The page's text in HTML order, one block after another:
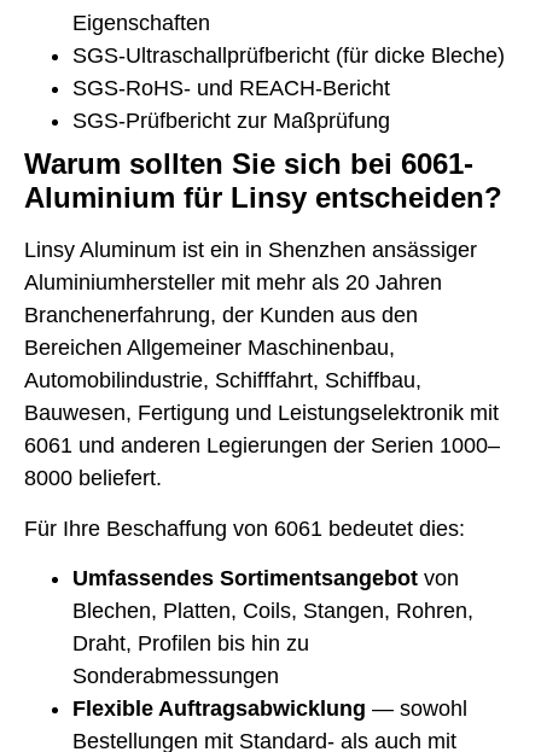
Eigenschaften
SGS-Ultraschallprüfbericht (für dicke Bleche)
SGS-RoHS- und REACH-Bericht
SGS-Prüfbericht zur Maßprüfung
Warum sollten Sie sich bei 6061-
Aluminium für Linsy entscheiden?
Linsy Aluminum ist ein in Shenzhen ansässiger
Aluminiumhersteller mit mehr als 20 Jahren
Branchenerfahrung, der Kunden aus den
Bereichen Allgemeiner Maschinenbau,
Automobilindustrie, Schifffahrt, Schiffbau,
Bauwesen, Fertigung und Leistungselektronik mit
6061 und anderen Legierungen der Serien 1000–
8000 beliefert.
Für Ihre Beschaffung von 6061 bedeutet dies:
Umfassendes Sortimentsangebot von
Blechen, Platten, Coils, Stangen, Rohren,
Draht, Profilen bis hin zu
Sonderabmessungen
Flexible Auftragsabwicklung — sowohl
Bestellungen mit Standard- als auch mit